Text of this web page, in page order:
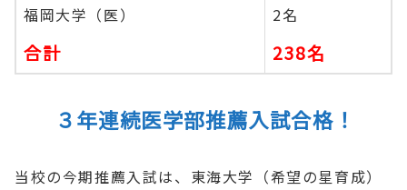
福岡大学（医）
2名
合計 238名
３年連続医学部推薦入試合格！
当校の今期推薦入試は、東海大学（希望の星育成）